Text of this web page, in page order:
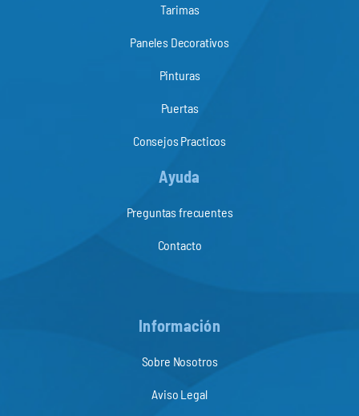
Tarimas
Paneles Decorativos
Pinturas
Puertas
Consejos Practicos
Ayuda
Preguntas frecuentes
Contacto
Información
Sobre Nosotros
Aviso Legal